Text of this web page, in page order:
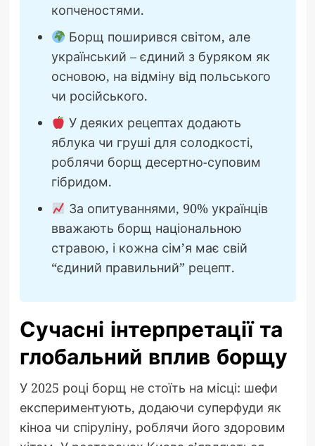
копченостями.
Борщ поширився світом, але
український – єдиний з буряком як
основою, на відміну від польського
чи російського.
У деяких рецептах додають
яблука чи груші для солодкості,
роблячи борщ десертно-суповим
гібридом.
За опитуваннями, 90% українців
вважають борщ національною
стравою, і кожна сім’я має свій
“єдиний правильний” рецепт.
Сучасні інтерпретації та
глобальний вплив борщу
У 2025 році борщ не стоїть на місці: шефи
експериментують, додаючи суперфуди як
кіноа чи спіруліну, роблячи його здоровим